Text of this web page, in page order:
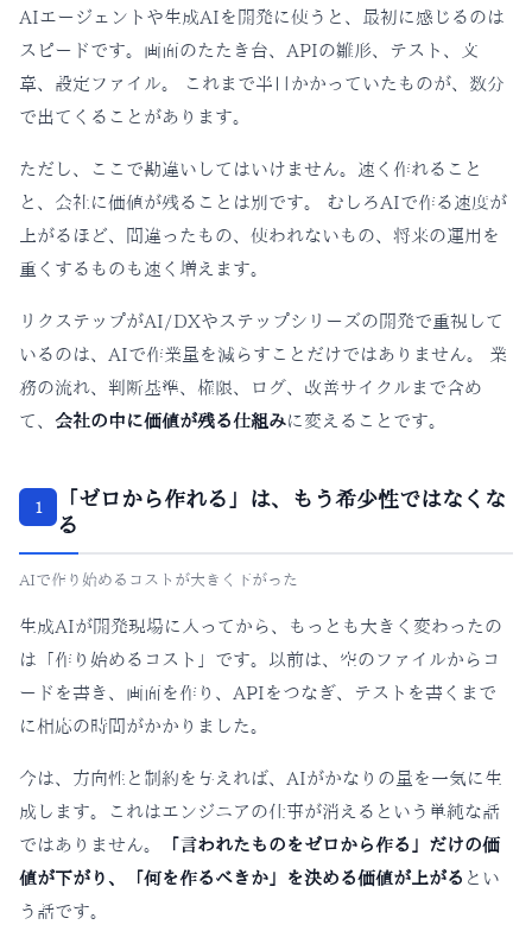
AIエージェントや生成AIを開発に使うと、最初に感じるのは
スピードです。画面のたたき台、APIの雛形、テスト、文
章、設定ファイル。 これまで半日かかっていたものが、数分
で出てくることがあります。
ただし、ここで勘違いしてはいけません。速く作れること
と、会社に価値が残ることは別です。 むしろAIで作る速度が
上がるほど、間違ったもの、使われないもの、将来の運用を
重くするものも速く増えます。
リクステップがAI/DXやステップシリーズの開発で重視して
いるのは、AIで作業量を減らすことだけではありません。 業
務の流れ、判断基準、権限、ログ、改善サイクルまで含め
て、 会社の中に価値が残る仕組みに変えることです。
1
「ゼロから作れる」は、もう希少性ではなくな
る
AIで作り始めるコストが大きく下がった
生成AIが開発現場に入ってから、もっとも大きく変わったの
は「作り始めるコスト」です。以前は、空のファイルからコ
ードを書き、画面を作り、APIをつなぎ、テストを書くまで
に相応の時間がかかりました。
今は、方向性と制約を与えれば、AIがかなりの量を一気に生
成します。これはエンジニアの仕事が消えるという単純な話
ではありません。
「言われたものをゼロから作る」だけの価
値が下がり、「何を作るべきか」を決める価値が上がる とい
う話です。